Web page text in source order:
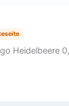
Heidelbeere